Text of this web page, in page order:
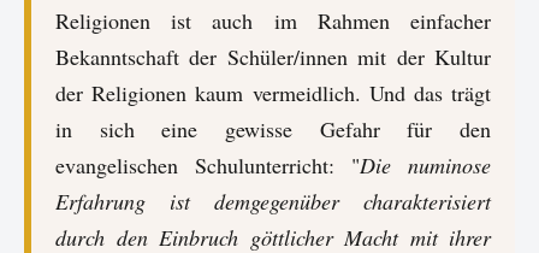
Religionen ist auch im Rahmen einfacher
Bekanntschaft der Schüler/innen mit der Kultur
der Religionen kaum vermeidlich. Und das trägt
in sich eine gewisse Gefahr für den
evangelischen Schulunterricht: "Die numinose
Erfahrung ist demgegenüber charakterisiert
durch den Einbruch göttlicher Macht mit ihrer